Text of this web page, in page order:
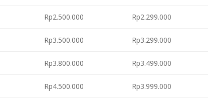
Rp2.500.000 Rp2.299.000
Rp3.500.000 Rp3.299.000
Rp3.800.000 Rp3.499.000
Rp4.500.000 Rp3.999.000